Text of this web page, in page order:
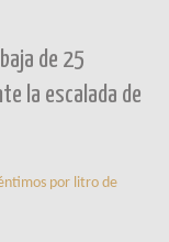
de 25
la escalada de
por litro de